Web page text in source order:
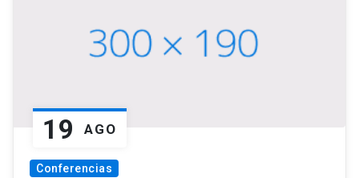
19 AGO
Conferencias